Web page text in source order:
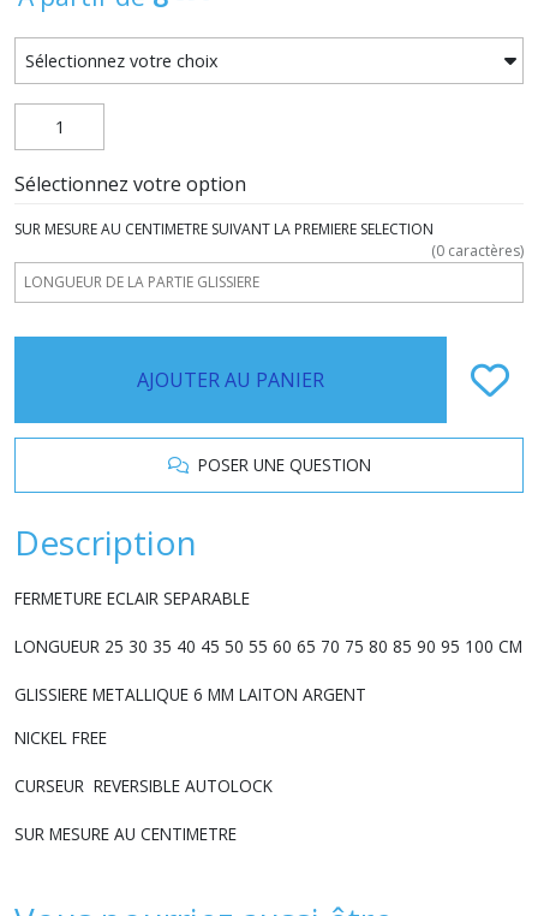
Sélectionnez votre option
SUR MESURE AU CENTIMETRE SUIVANT LA PREMIERE SELECTION
(0 caractères)
AJOUTER AU PANIER
POSER UNE QUESTION
Description
FERMETURE ECLAIR SEPARABLE
LONGUEUR 25 30 35 40 45 50 55 60 65 70 75 80 85 90 95 100 CM
GLISSIERE METALLIQUE 6 MM LAITON ARGENT
NICKEL FREE
CURSEUR REVERSIBLE AUTOLOCK
SUR MESURE AU CENTIMETRE